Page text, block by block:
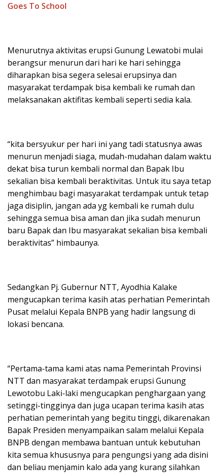
Goes To School
Menurutnya aktivitas erupsi Gunung Lewatobi mulai
berangsur menurun dari hari ke hari sehingga
diharapkan bisa segera selesai erupsinya dan
masyarakat terdampak bisa kembali ke rumah dan
melaksanakan aktifitas kembali seperti sedia kala.
“kita bersyukur per hari ini yang tadi statusnya awas
menurun menjadi siaga, mudah-mudahan dalam waktu
dekat bisa turun kembali normal dan Bapak Ibu
sekalian bisa kembali beraktivitas. Untuk itu saya tetap
menghimbau bagi masyarakat terdampak untuk tetap
jaga disiplin, jangan ada yg kembali ke rumah dulu
sehingga semua bisa aman dan jika sudah menurun
baru Bapak dan Ibu masyarakat sekalian bisa kembali
beraktivitas” himbaunya.
Sedangkan Pj. Gubernur NTT, Ayodhia Kalake
mengucapkan terima kasih atas perhatian Pemerintah
Pusat melalui Kepala BNPB yang hadir langsung di
lokasi bencana.
“Pertama-tama kami atas nama Pemerintah Provinsi
NTT dan masyarakat terdampak erupsi Gunung
Lewotobu Laki-laki mengucapkan penghargaan yang
setinggi-tingginya dan juga ucapan terima kasih atas
perhatian pemerintah yang begitu tinggi, dikarenakan
Bapak Presiden menyampaikan salam melalui Kepala
BNPB dengan membawa bantuan untuk kebutuhan
kita semua khususnya para pengungsi yang ada disini
dan beliau menjamin kalo ada yang kurang silahkan